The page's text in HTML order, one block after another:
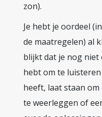
zon).
Je hebt je oordeel
de maatregelen) al
blijkt dat je nog niet
hebt om te
heeft, laat staan
te weerleggen of